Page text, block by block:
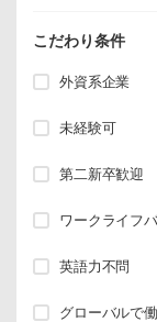
こだわり条件
外資系企業
未経験可
第二新卒歓迎
ワークライフ
英語力不問
グローバルで働